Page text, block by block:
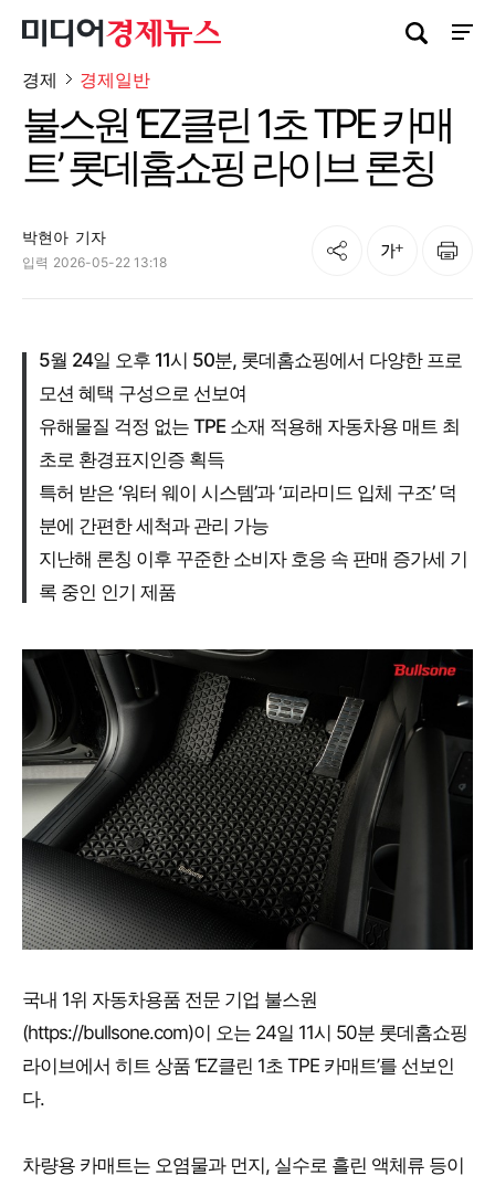
사이
검색창 열기
경제 경제일반
불스원 ‘EZ클린 1초 TPE 카매
트’ 롯데홈쇼핑 라이브 론칭
박현아 기자
입력 2026-05-22 13:18
공유 글자크기 인쇄
5월 24일 오후 11시 50분, 롯데홈쇼핑에서 다양한 프로
모션 혜택 구성으로 선보여
유해물질 걱정 없는 TPE 소재 적용해 자동차용 매트 최
초로 환경표지인증 획득
특허 받은 ‘워터 웨이 시스템’과 ‘피라미드 입체 구조’ 덕
분에 간편한 세척과 관리 가능
지난해 론칭 이후 꾸준한 소비자 호응 속 판매 증가세 기
록 중인 인기 제품
국내 1위 자동차용품 전문 기업 불스원
(https://bullsone.com)이 오는 24일 11시 50분 롯데홈쇼핑
라이브에서 히트 상품 ‘EZ클린 1초 TPE 카매트’를 선보인
다.
차량용 카매트는 오염물과 먼지, 실수로 흘린 액체류 등이